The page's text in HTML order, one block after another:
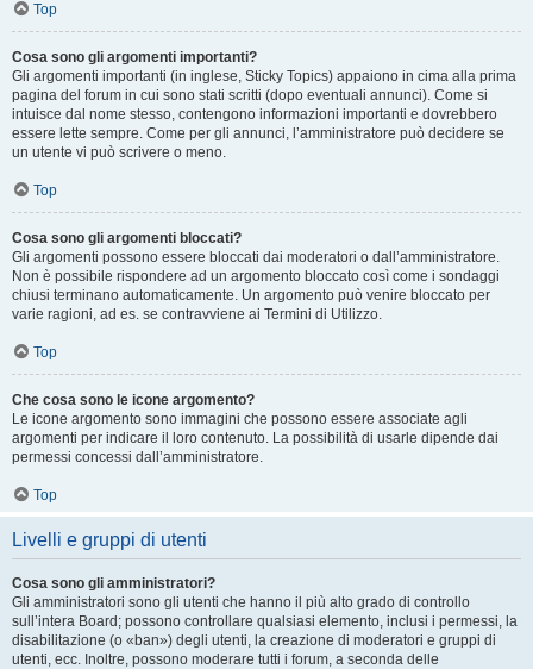
Top
Cosa sono gli argomenti importanti?
Gli argomenti importanti (in inglese, Sticky Topics) appaiono in cima alla prima
pagina del forum in cui sono stati scritti (dopo eventuali annunci). Come si
intuisce dal nome stesso, contengono informazioni importanti e dovrebbero
essere lette sempre. Come per gli annunci, l’amministratore può decidere se
un utente vi può scrivere o meno.
Top
Cosa sono gli argomenti bloccati?
Gli argomenti possono essere bloccati dai moderatori o dall’amministratore.
Non è possibile rispondere ad un argomento bloccato così come i sondaggi
chiusi terminano automaticamente. Un argomento può venire bloccato per
varie ragioni, ad es. se contravviene ai Termini di Utilizzo.
Top
Che cosa sono le icone argomento?
Le icone argomento sono immagini che possono essere associate agli
argomenti per indicare il loro contenuto. La possibilità di usarle dipende dai
permessi concessi dall’amministratore.
Top
Livelli e gruppi di utenti
Cosa sono gli amministratori?
Gli amministratori sono gli utenti che hanno il più alto grado di controllo
sull’intera Board; possono controllare qualsiasi elemento, inclusi i permessi, la
disabilitazione (o «ban») degli utenti, la creazione di moderatori e gruppi di
utenti, ecc. Inoltre, possono moderare tutti i forum, a seconda delle